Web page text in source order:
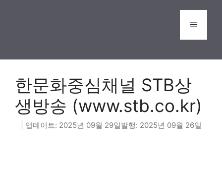
Menu
한문화중심채널 STB상
생방송 (www.stb.co.kr)
2025년 09월 29일 2025년 09월 26일